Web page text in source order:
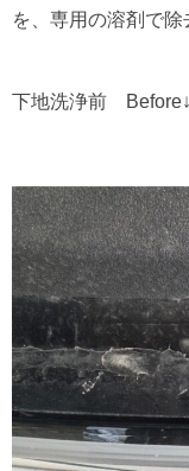
を、専用の溶剤で除
下地洗浄前 Before↓